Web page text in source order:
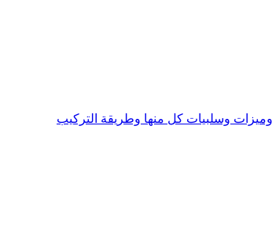
وميزات وسلبيات كل منها وطريقة التركيب